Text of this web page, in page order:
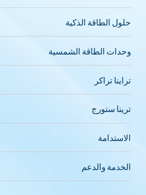
حلول الطاقة الذكية
وحدات الطاقة الشمسية
تراينا تراكر
ترينا ستورج
الاستدامة
الخدمة والدعم